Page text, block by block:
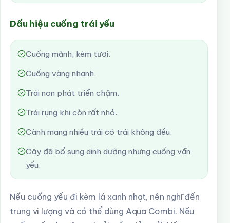
Dấu hiệu cuống trái yếu
Cuống mảnh, kém tươi.
Cuống vàng nhanh.
Trái non phát triển chậm.
Trái rụng khi còn rất nhỏ.
Cành mang nhiều trái có trái không đều.
Cây đã bổ sung dinh dưỡng nhưng cuống vẫn
yếu.
Nếu cuống yếu đi kèm lá xanh nhạt, nên nghĩ đến
trung vi lượng và có thể dùng Aqua Combi. Nếu